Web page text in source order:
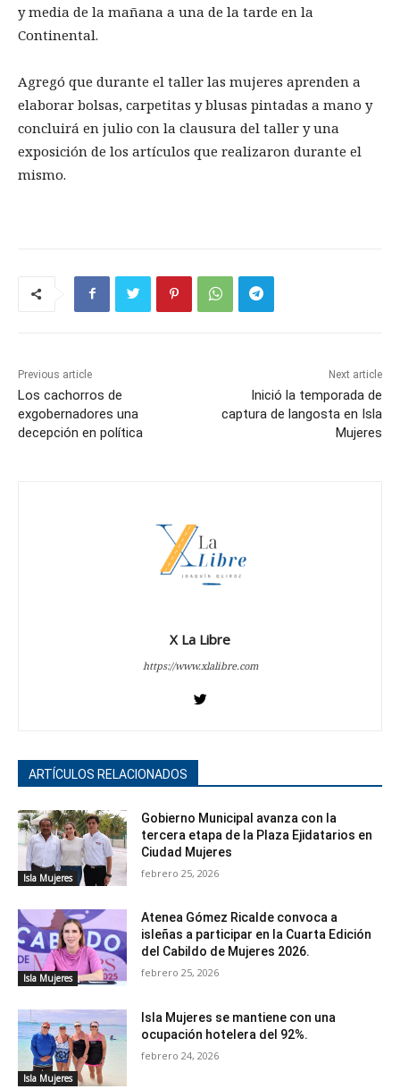
y media de la mañana a una de la tarde en la
Continental.
Agregó que durante el taller las mujeres aprenden a
elaborar bolsas, carpetitas y blusas pintadas a mano y
concluirá en julio con la clausura del taller y una
exposición de los artículos que realizaron durante el
mismo.
Previous article
Los cachorros de
exgobernadores una
decepción en política
Next article
Inició la temporada de
captura de langosta en Isla
Mujeres
X La Libre
https://www.xlalibre.com
ARTÍCULOS RELACIONADOS
Isla Mujeres
Gobierno Municipal avanza con la
tercera etapa de la Plaza Ejidatarios en
Ciudad Mujeres
febrero 25, 2026
Isla Mujeres
Atenea Gómez Ricalde convoca a
isleñas a participar en la Cuarta Edición
del Cabildo de Mujeres 2026.
febrero 25, 2026
Isla Mujeres
Isla Mujeres se mantiene con una
ocupación hotelera del 92%.
febrero 24, 2026